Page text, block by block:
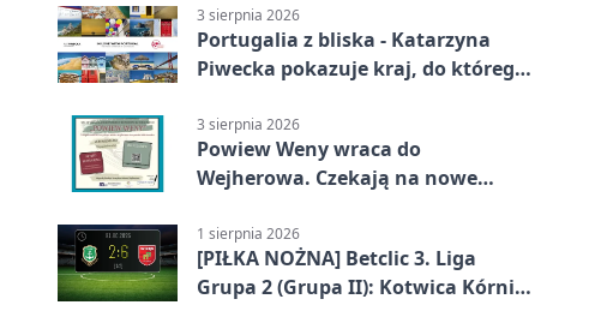
3 sierpnia 2026
Portugalia z bliska - Katarzyna
Piwecka pokazuje kraj, do którego
3 sierpnia 2026
Powiew Weny wraca do
Wejherowa. Czekają na nowe
1 sierpnia 2026
[PIŁKA NOŻNA] Betclic 3. Liga
Grupa 2 (Grupa II): Kotwica Kórnik